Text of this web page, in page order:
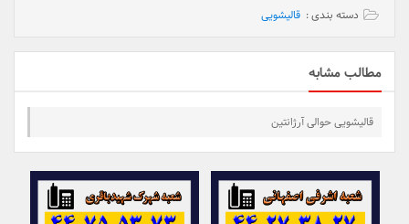
دسته بندی : قالیشویی
مطالب مشابه
قالیشویی حوالی آرژانتین